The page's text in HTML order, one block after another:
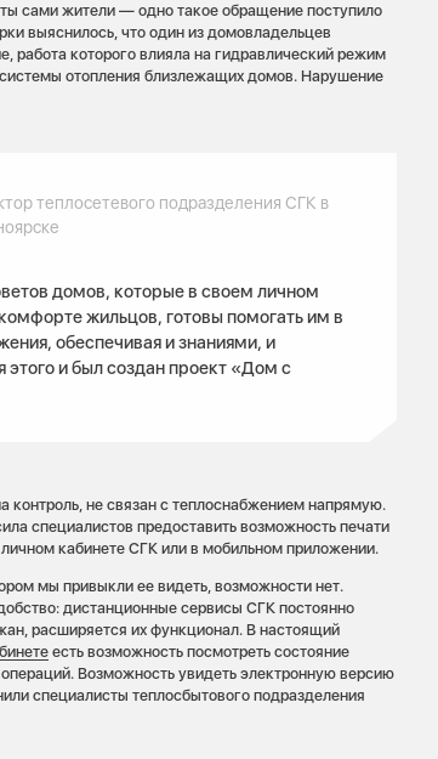
сами жители — одно такое обращение поступило
выяснилось, что один из домовладельцев
работа которого влияла на гидравлический режим
отопления близлежащих домов. Нарушение
теплосетевого подразделения СГК в
домов, которые в своем личном
жильцов, готовы помогать им в
обеспечивая и знаниями, и
и был создан проект «Дом с
контроль, не связан с теплоснабжением напрямую.
специалистов предоставить возможность печати
кабинете СГК или в мобильном приложении.
мы привыкли ее видеть, возможности нет.
дистанционные сервисы СГК постоянно
расширяется их функционал. В настоящий
есть возможность посмотреть состояние
Возможность увидеть электронную версию
специалисты теплосбытового подразделения